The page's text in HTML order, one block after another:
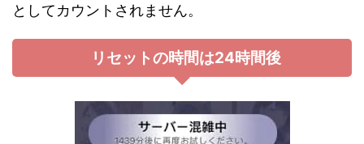
としてカウントされません。
リセットの時間は24時間後